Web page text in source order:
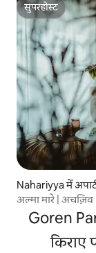
सुपरहोस्ट
सुपरहोस्ट
Nahariyya में
अल्मा मारे | अचज़िव
Goren
किराए